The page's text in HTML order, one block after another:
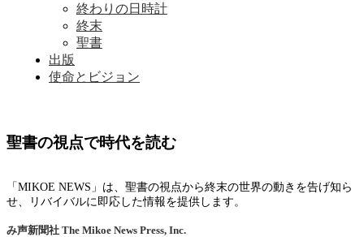
終わりの日時計
終末
聖書
出版
使命とビジョン
聖書の視点で時代を読む
「MIKOE NEWS」は、聖書の視点から終末の世界の動きを告げ知ら
せ、リバイバルに即応した情報を提供します。
み声新聞社 The Mikoe News Press, Inc.